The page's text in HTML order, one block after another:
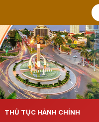
THỦ TỤC HÀNH CHÍNH